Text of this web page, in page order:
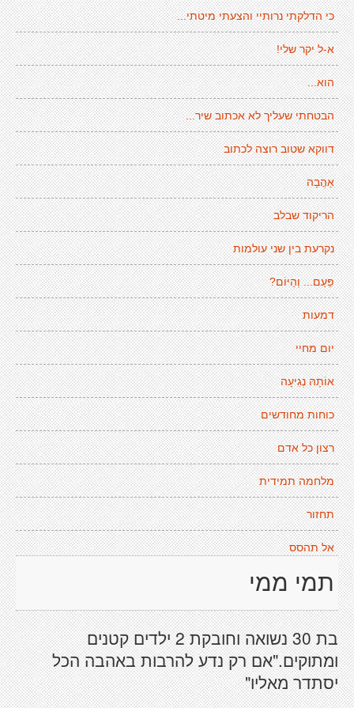
כי הדלקתי נרותיי והצעתי מיטתי...
א-ל יקר שלי!
הוא...
הבטחתי שעליך לא אכתוב שיר...
דווקא שטוב רוצה לכתוב
אַהֲבָה
הריקוד שבלב
נקרעת בין שני עולמות
פַּעַם... וְהַיּוֹם?
דמעות
יום מחיי
אוֹתָהּ נְגִיעָה
כוחות מחודשים
רצון כל אדם
מלחמה תמידית
תחזור
אל תהסס
תמי ממי
בת 30 נשואה וחובקת 2 ילדים קטנים
ומתוקים."אם רק נדע להרבות באהבה הכל
יסתדר מאליו"